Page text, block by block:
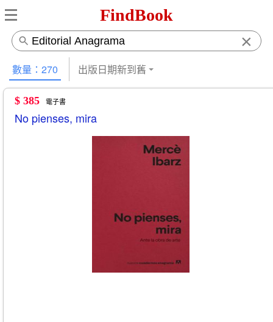
FindBook
×
數量：270 出版日期新到舊
$ 385 電子書
No pienses, mira